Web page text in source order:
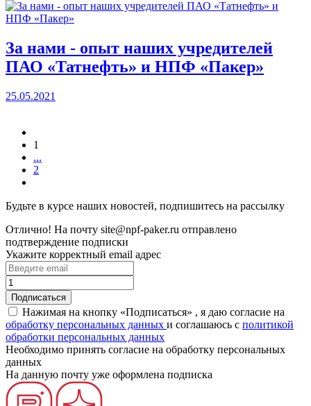
За нами - опыт наших учредителей
ПАО «Татнефть» и НПФ «Пакер»
25.05.2021
1
...
2
Будьте в курсе наших новостей, подпишитесь на рассылку
Отлично! На почту site@npf-paker.ru отправлено
подтверждение подписки
Укажите корректный email адрес
Нажимая на кнопку «Подписаться» , я даю согласие на
обработку персональных данных и соглашаюсь c политикой
обработки персональных данных
Необходимо принять согласие на обработку персональных
данных
На данную почту уже оформлена подписка